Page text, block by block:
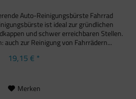
Auto-Reinigungsbürste Fahrrad
ist ideal zur gründlichen
und schwer erreichbaren Stellen.
zur Reinigung von Fahrrädern...
19,15 € *
Merken